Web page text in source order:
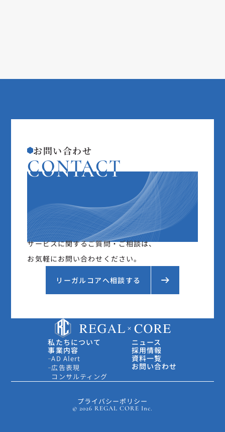
お問い合わせ
CONTACT
CONTACT
サービスに関するご質問・ご相談は、
お気軽にお問い合わせください。
リーガルコアへ相談する
私たちについて
事業内容
AD Alert
広告表現
コンサルティング
ニュース
採用情報
資料一覧
お問い合わせ
© 2026 REGAL CORE Inc.
プライバシーポリシー